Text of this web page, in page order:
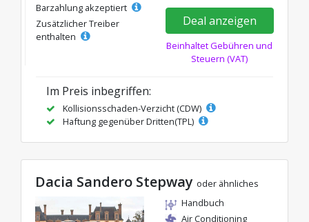
Barzahlung akzeptiert
Zusätzlicher Treiber
enthalten
Deal anzeigen
Beinhaltet Gebühren und
Steuern (VAT)
Im Preis inbegriffen:
Kollisionsschaden-Verzicht (CDW)
Haftung gegenüber Dritten(TPL)
Dacia Sandero Stepway oder ähnliches
Handbuch
Air Conditioning